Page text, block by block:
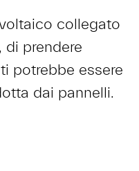
collegato
di prendere
potrebbe essere
dai pannelli.